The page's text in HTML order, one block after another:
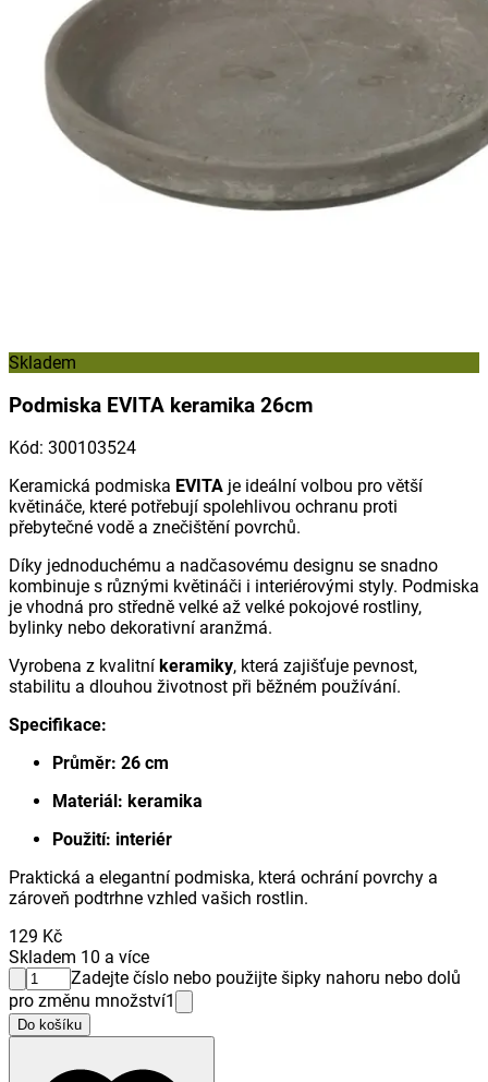
Skladem
Podmiska EVITA keramika 26cm
Kód: 300103524
Keramická podmiska EVITA je ideální volbou pro větší
květináče, které potřebují spolehlivou ochranu proti
přebytečné vodě a znečištění povrchů.
Díky jednoduchému a nadčasovému designu se snadno
kombinuje s různými květináči i interiérovými styly. Podmiska
je vhodná pro středně velké až velké pokojové rostliny,
bylinky nebo dekorativní aranžmá.
Vyrobena z kvalitní keramiky, která zajišťuje pevnost,
stabilitu a dlouhou životnost při běžném používání.
Specifikace:
Průměr: 26 cm
Materiál: keramika
Použití: interiér
Praktická a elegantní podmiska, která ochrání povrchy a
zároveň podtrhne vzhled vašich rostlin.
129 Kč
Skladem 10 a více
Zadejte číslo nebo použijte šipky nahoru nebo dolů
pro změnu množství1
Do košíku